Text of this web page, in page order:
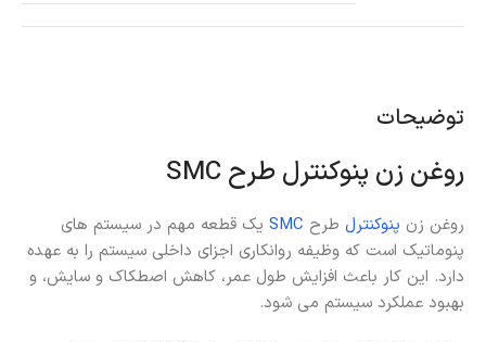
توضیحات
روغن زن پنوکنترل طرح SMC
روغن زن پنوکنترل طرح SMC یک قطعه مهم در سیستم‌ های
پنوماتیک است که وظیفه روانکاری اجزای داخلی سیستم را به عهده
دارد. این کار باعث افزایش طول عمر، کاهش اصطکاک و سایش، و
بهبود عملکرد سیستم می شود.